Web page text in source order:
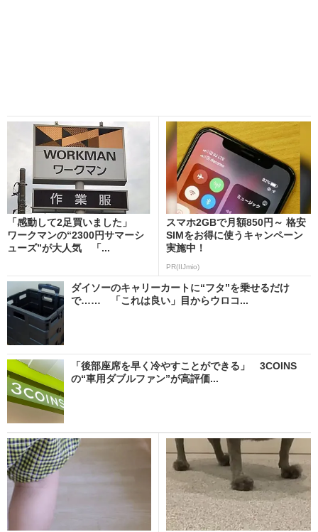
「感動して2足買いました」
ワークマンの“2300円サマーシ
ューズ”が大人気 「...
スマホ2GBで月額850円～ 格安
SIMをお得に使うキャンペーン
実施中！
PR(IIJmio)
ダイソーのキャリーカートに“フタ”を乗せるだけ
で…… 「これは良い」目からウロコ...
「後部座席を早く冷やすことができる」 3COINS
の“車用ダブルファン”が高評価...